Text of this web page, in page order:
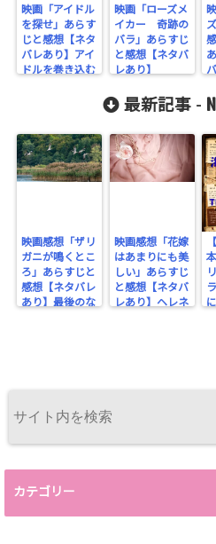
映画「アイドル
を探せ」あらす
じと感想【ネタ
バレあり】アイ
ドルを巻き込む
映画「ローズメ
イカー 奇跡の
バラ」あらすじ
と感想【ネタバ
レあり】
最新記事 -
映画感想「ザリ
ガニが鳴くとこ
ろ」あらすじと
感想【ネタバレ
あり】最後のな
映画感想「花嫁
はあまりにも美
しい」あらすじ
と感想【ネタバ
レあり】ヘレネ
カテゴリー